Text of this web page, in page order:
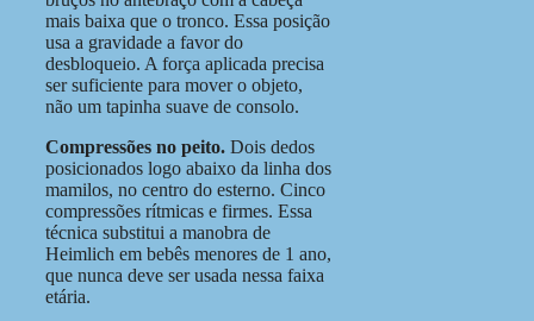
mais baixa que o tronco. Essa posição
usa a gravidade a favor do
desbloqueio. A força aplicada precisa
ser suficiente para mover o objeto,
não um tapinha suave de consolo.
Compressões no peito. Dois dedos
posicionados logo abaixo da linha dos
mamilos, no centro do esterno. Cinco
compressões rítmicas e firmes. Essa
técnica substitui a manobra de
Heimlich em bebês menores de 1 ano,
que nunca deve ser usada nessa faixa
etária.